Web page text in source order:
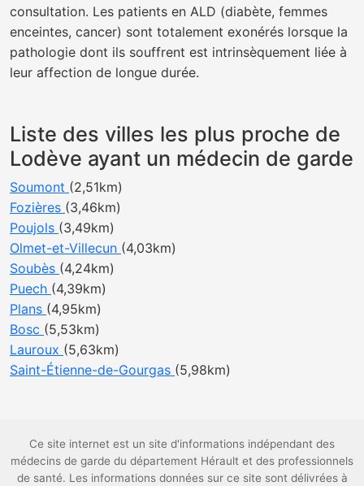
consultation. Les patients en ALD (diabète, femmes
enceintes, cancer) sont totalement exonérés lorsque la
pathologie dont ils souffrent est intrinsèquement liée à
leur affection de longue durée.
Liste des villes les plus proche de
Lodève ayant un médecin de garde
Soumont (2,51km)
Fozières (3,46km)
Poujols (3,49km)
Olmet-et-Villecun (4,03km)
Soubès (4,24km)
Puech (4,39km)
Plans (4,95km)
Bosc (5,53km)
Lauroux (5,63km)
Saint-Étienne-de-Gourgas (5,98km)
Ce site internet est un site d'informations indépendant des
médecins de garde du département Hérault et des professionnels
de santé. Les informations données sur ce site sont délivrées à